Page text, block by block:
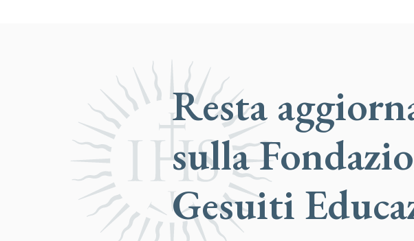
Resta
sulla
Gesuiti